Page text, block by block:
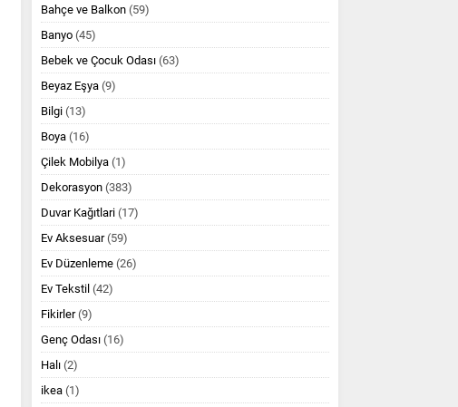
Bahçe ve Balkon (59)
Banyo (45)
Bebek ve Çocuk Odası (63)
Beyaz Eşya (9)
Bilgi (13)
Boya (16)
Çilek Mobilya (1)
Dekorasyon (383)
Duvar Kağıtlari (17)
Ev Aksesuar(59)
Ev Düzenleme (26)
Ev Tekstil (42)
Fikirler(9)
Genç Odası (16)
Halı (2)
ikea (1)